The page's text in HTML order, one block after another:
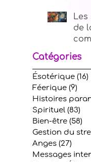
de
de
Catégories
Ésotérique (16)
Féerique (9)
Histoires
Spirituel (83)
Bien-être (58)
Gestion du
Anges (27)
Messages